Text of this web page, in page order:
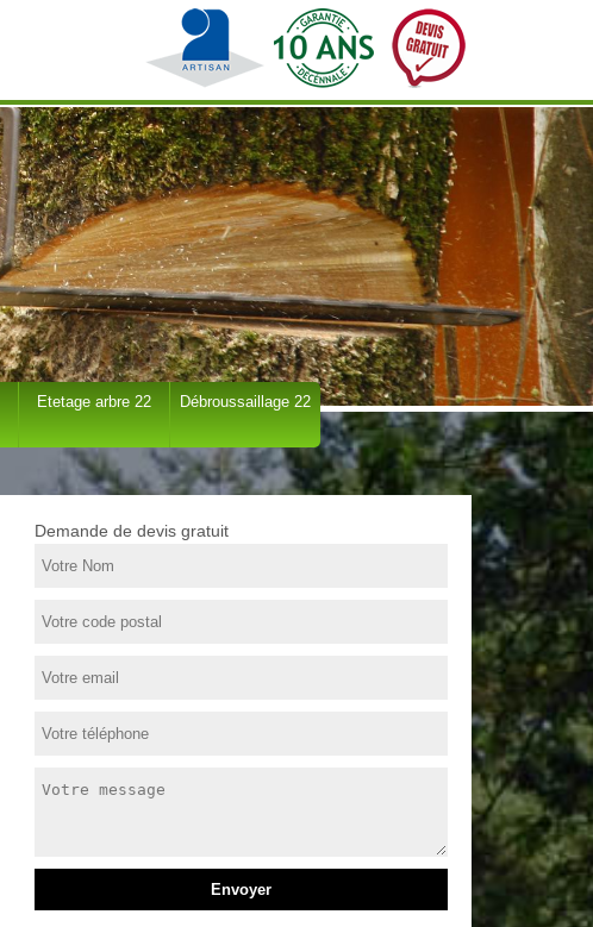
Etetage arbre 22 Débroussaillage 22
Demande de devis gratuit